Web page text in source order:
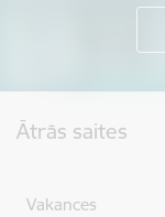
Ātrās saites
Vakances